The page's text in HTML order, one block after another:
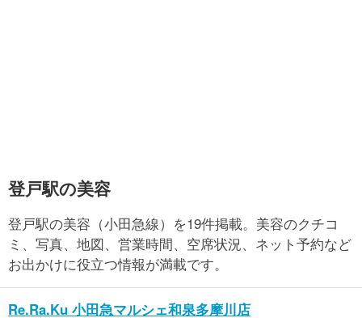
登戸駅の美容
登戸駅の美容（小田急線）を19件掲載。美容のクチコ
ミ、写真、地図、営業時間、空席状況、ネット予約など
お出かけに役立つ情報が満載です。
Re.Ra.Ku 小田急マルシェ和泉多摩川店